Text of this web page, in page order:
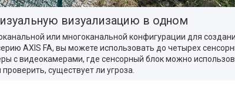
визуализацию в одном
или многоканальной конфигурации для
AXIS FA, вы можете использовать до четырех
с видеокамерами, где сенсорный блок можно
существует ли угроза.